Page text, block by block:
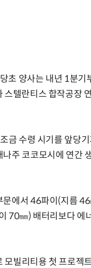
초 양사는 내년 1분기
텔란티스 합작공장
금 수령 시기를 앞당
주 코코모시에 연간
에서 46파이(지름
70㎜) 배터리보다 에
모빌리티용 첫 프로젝